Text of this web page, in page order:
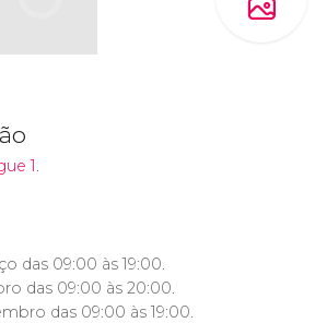
1.
das 09:00 às 19:00.
das 09:00 às 20:00.
das 09:00 às 19:00.